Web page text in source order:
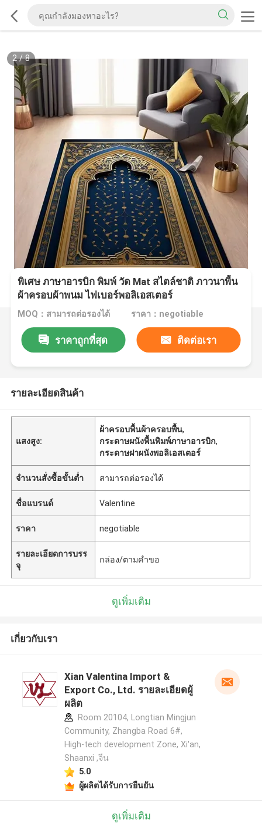
2/8
พิเศษ ภาษาอารบิก พิมพ์ วัด Mat สไตล์ชาติ ภาวนาพื้น
ผ้าครอบผ้าพนม ไฟเบอร์พอลิเอสเตอร์
MOQ：สามารถต่อรองได้ ราคา：negotiable
ราคาถูกที่สุด ติดต่อเรา
รายละเอียดสินค้า
แสงสูง:
ผ้าครอบพื้นผ้าครอบพื้น,
กระดาษผนังพื้นพิมพ์ภาษาอารบิก,
กระดาษฝาผนังพอลิเอสเตอร์
จำนวนสั่งซื้อขั้นต่ำ สามารถต่อรองได้
ชื่อแบรนด์ Valentine
ราคา negotiable
รายละเอียดการบรร
จุ
กล่อง/ตามคำขอ
ดูเพิ่มเติม
เกี่ยวกับเรา
Xian Valentina Import &
Export Co., Ltd. รายละเอียดผู้
ผลิต
Room 20104, Longtian Mingjun
Community, Zhangba Road 6#,
High-tech development Zone, Xi'an,
Shaanxi ,จีน
5.0
ผู้ผลิตได้รับการยืนยัน
ดูเพิ่มเติม